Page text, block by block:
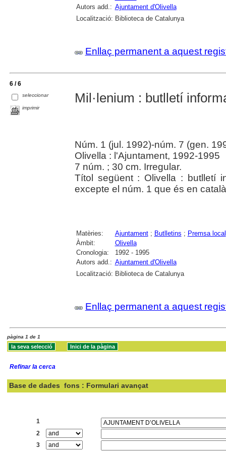
Autors add.: Ajuntament d'Olivella
Localització: Biblioteca de Catalunya
Enllaç permanent a aquest
6 / 6
seleccionar
imprimir
Mil·lenium : butlletí
Núm. 1 (jul. 1992)-núm. 7 (gen.
Olivella : l'Ajuntament, 1992-1995
7 núm. ; 30 cm. Irregular.
Títol següent : Olivella : butlletí
excepte el núm. 1 que és en
Matèries: Ajuntament; Butlletins ; Premsa local
Àmbit:
Olivella
Cronologia:
1992 - 1995
Autors add.: Ajuntament d'Olivella
Localització: Biblioteca de Catalunya
Enllaç permanent a aquest
pàgina 1 de 1
Refinar la cerca
Base de dades fons : Formulari avançat
1
2
3